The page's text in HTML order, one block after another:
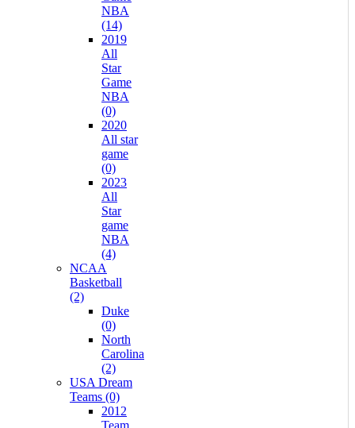
NBA
(14)
2019
All
Star
Game
NBA
(0)
2020
All star
game
(0)
2023
All
Star
game
NBA
(4)
NCAA
Basketball
(2)
Duke
(0)
North
Carolina
(2)
USA Dream
Teams (0)
2012
Team